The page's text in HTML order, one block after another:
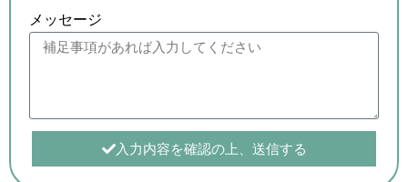
メッセージ
入力内容を確認の上、送信する